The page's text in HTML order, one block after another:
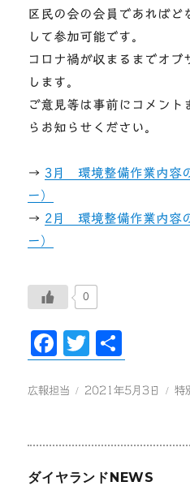
区民の会の会員であればど
して参加可能です。
コロナ禍が収まるまでオブ
します。
ご意見等は事前にコメント
らお知らせください。
→3月 環境整備作業内容
ー）
→ 2月 環境整備作業内容
ー）
0
Fa
ce
bo
T
wi
tte
有
投
広報担当
投
2021年5月3日
カ
特
ダイヤランドNEWS